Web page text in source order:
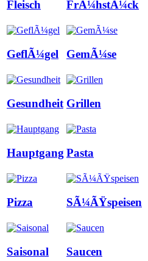
Fleisch FrÃ¼hstÃ¼ck
GeflÃ¼gel GemÃ¼se
Gesundheit Grillen
Hauptgang Pasta
Pizza SÃ¼ÃŸspeisen
Saisonal Saucen